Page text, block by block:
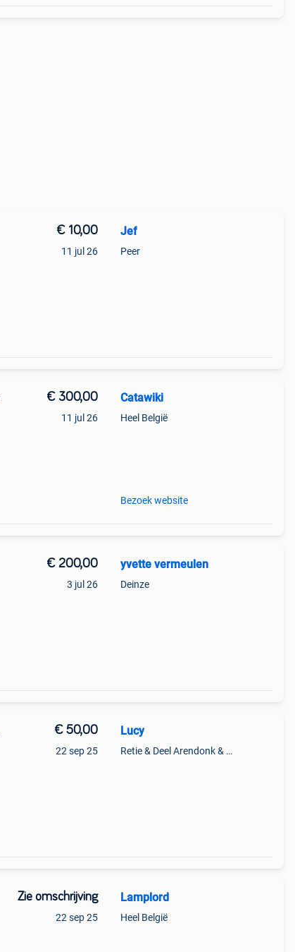
€ 10,00
11 jul 26
Jef
Peer
€ 300,00
11 jul 26
Catawiki
Heel België
Bezoek website
€ 200,00
3 jul 26
yvette vermeulen
Deinze
€ 50,00
22 sep 25
Lucy
Retie & Deel Arendonk & Oud-Turnhout
Zie omschrijving
22 sep 25
Lamplord
Heel België